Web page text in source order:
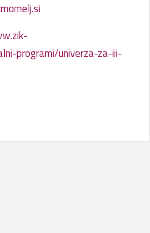
programi/univerza-za-iii-